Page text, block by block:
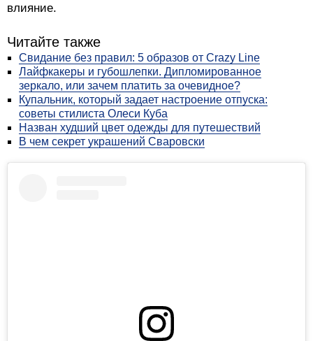
влияние.
Читайте также
Свидание без правил: 5 образов от Crazy Line
Лайфкакеры и губошлепки. Дипломированное
зеркало, или зачем платить за очевидное?
Купальник, который задает настроение отпуска:
советы стилиста Олеси Куба
Назван худший цвет одежды для путешествий
В чем секрет украшений Сваровски